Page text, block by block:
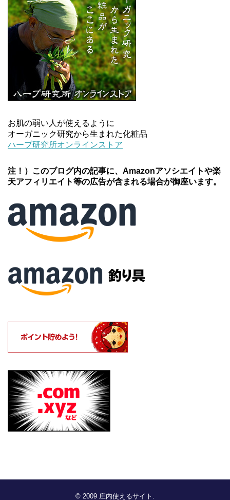
お肌の弱い人が使えるように
オーガニック研究から生まれた化粧品
ハーブ研究所オンラインストア
注！）このブログ内の記事に、Amazonアソシエイトや楽
天アフィリエイト等の広告が含まれる場合が御座います。
© 2009 庄内使えるサイト .